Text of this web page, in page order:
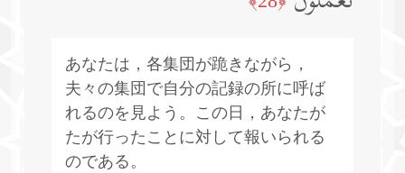
あなたは，各集団が跪きながら，
夫々の集団で自分の記録の所に呼ば
れるのを見よう。この日，あなたが
たが行ったことに対して報いられる
のである。